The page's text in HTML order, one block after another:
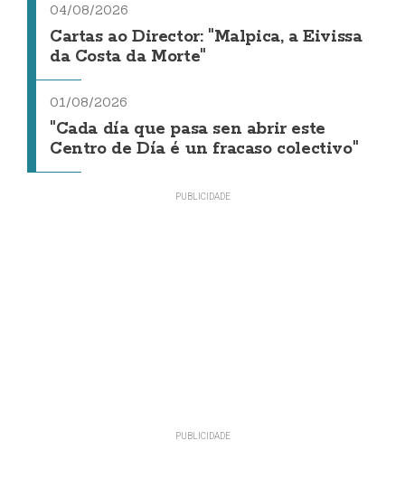
04/08/2026
Cartas ao Director: "Malpica, a Eivissa
da Costa da Morte"
01/08/2026
"Cada día que pasa sen abrir este
Centro de Día é un fracaso colectivo"